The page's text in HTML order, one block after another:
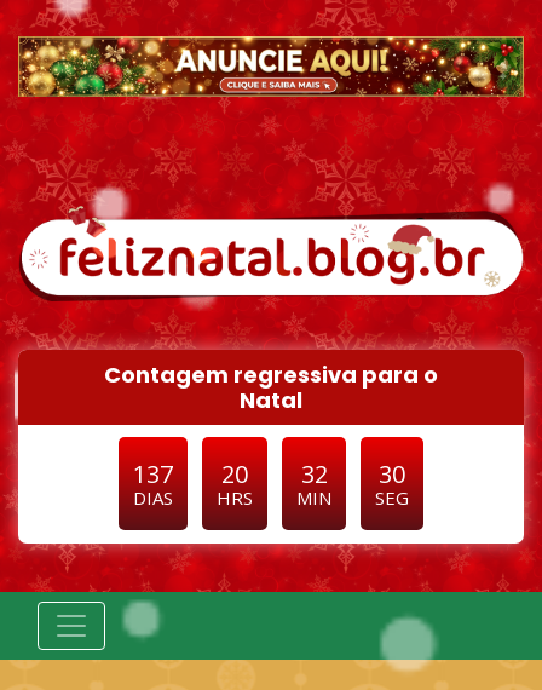
Pular para o conteúdo
Contagem regressiva para o
Natal
137
DIAS
20
HRS
32
MIN
29
SEG